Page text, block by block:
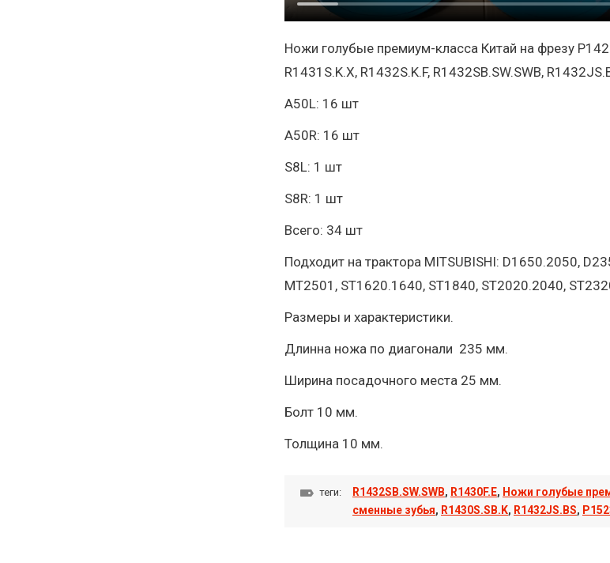
Ножи голубые премиум-класса Китай на фрезу
R1431S.K.X, R1432S.K.F, R1432SB.SW.SWB,
А50L: 16 шт
А50R: 16 шт
S8L: 1 шт
S8R: 1 шт
Всего: 34 шт
Подходит на трактора MITSUBISHI: D1650.2050,
MT2501, ST1620.1640, ST1840, ST2020.2040,
Размеры и характеристики.
Длинна ножа по диагонали 235 мм.
Ширина посадочного места 25 мм.
Болт 10 мм.
Толщина 10 мм.
теги: R1432SB.SW.SWB, R1430F.E, Ножи голубые
сменные зубья, R1430S.SB.K, R1432JS.BS,